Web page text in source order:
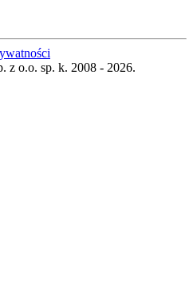
z o.o. sp. k. 2008 - 2026.